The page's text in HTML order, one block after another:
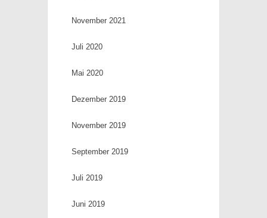
November 2021
Juli 2020
Mai 2020
Dezember 2019
November 2019
September 2019
Juli 2019
Juni 2019